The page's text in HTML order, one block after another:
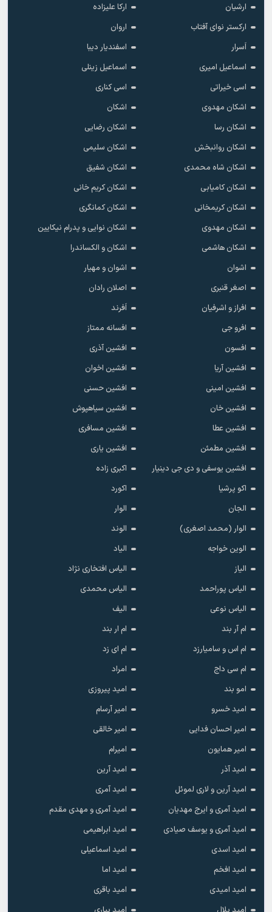
ارشیان
ارکا علیزاده
ارکستر نوای آفتاب
اروان
اَسرار
اسفندیار دیبا
اسماعیل امیری
اسماعیل زینلی
اسی خیراتی
اسی کناری
اشکان مهدوى
اشکان
اشکان رسا
اشکان رضایی
اشکان روانبخش
اشکان سلیمی
اشکان شاه محمدی
اشکان شفیق
اشکان کامیابی
اشکان کریم خانی
اشکان کریمخانی
اشکان کمانگری
اشکان مهدوی
اشکان نوایی و پدرام نیکایین
اشکان هاشمی
اشکان و الکساندرا
اشوان
اشوان و مهیار
اصغر قنبری
اصلان رادان
افراز و اشرفیان
اَفرند
افرو جی
افسانه ممتاز
افسون
افشین آذری
افشین آریا
افشین اخوان
افشین امینی
افشین حسنی
افشین خان
افشین سیاهپوش
افشین عطا
افشین مسافری
افشین مطمئن
افشین یاری
افشین یوسفی و دی جی دینیار
اکبری زاده
اکو پرشیا
اکورد
الجان
الوار
الوار (محمد اصغری)
الوند
الوین خواجه
الیاد
الیاز
الیاس افتخاری نژاد
الیاس پوراحمد
الیاس محمدی
الیاس نوعی
الیف
ام آر بند
ام ار بند
ام اس و سامیارزد
ام ای زد
ام سی داج
امراد
امو بند
امید پیروزی
امید خسرو
امیر آرسام
امیر احسان فدایی
امیر خالقى
امیر همایون
امیرام
امید آذر
امید آرین
امید آرین و لاری لموئل
امید آمری
امید آمری و ایرج مهدیان
امید آمری و مهدی مقدم
امید آمری و یوسف صیادی
امید ابراهیمی
امید اسدی
امید اسماعیلی
امید افخم
امید اما
امید امیدی
امید باقری